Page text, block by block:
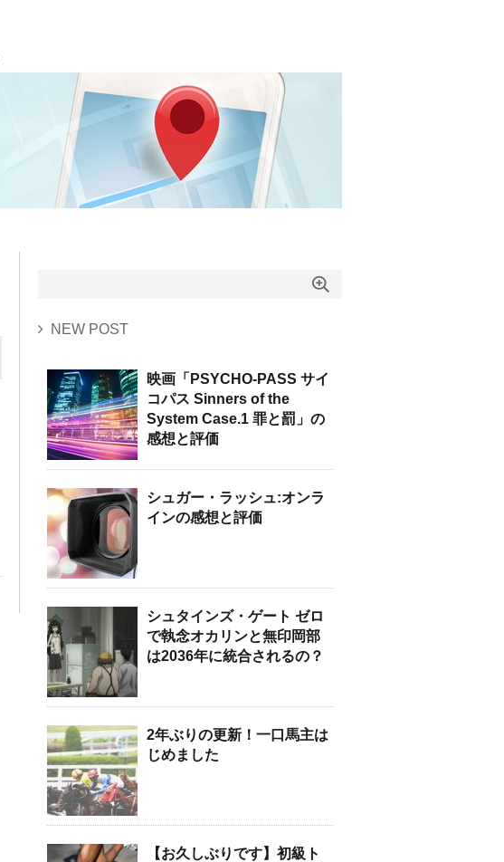
NEW POST
映画「PSYCHO-PASS サイ
コパス Sinners of the
System Case.1 罪と罰」の
感想と評価
シュガー・ラッシュ:オンラ
インの感想と評価
シュタインズ・ゲート ゼロ
で執念オカリンと無印岡部
は2036年に統合されるの？
2年ぶりの更新！一口馬主は
じめました
【お久しぶりです】初級ト